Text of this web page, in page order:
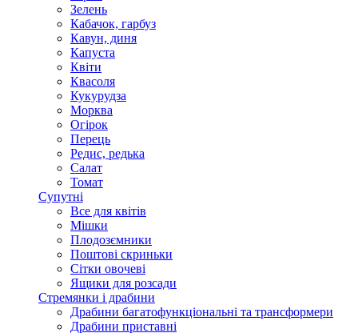
Зелень
Кабачок, гарбуз
Кавун, диня
Капуста
Квіти
Квасоля
Кукурудза
Морква
Огірок
Перець
Редис, редька
Салат
Томат
Супутні
Все для квітів
Мішки
Плодозємники
Поштові скриньки
Сітки овочеві
Ящики для розсади
Стремянки і драбини
Драбини багатофункціональні та трансформери
Драбини приставні